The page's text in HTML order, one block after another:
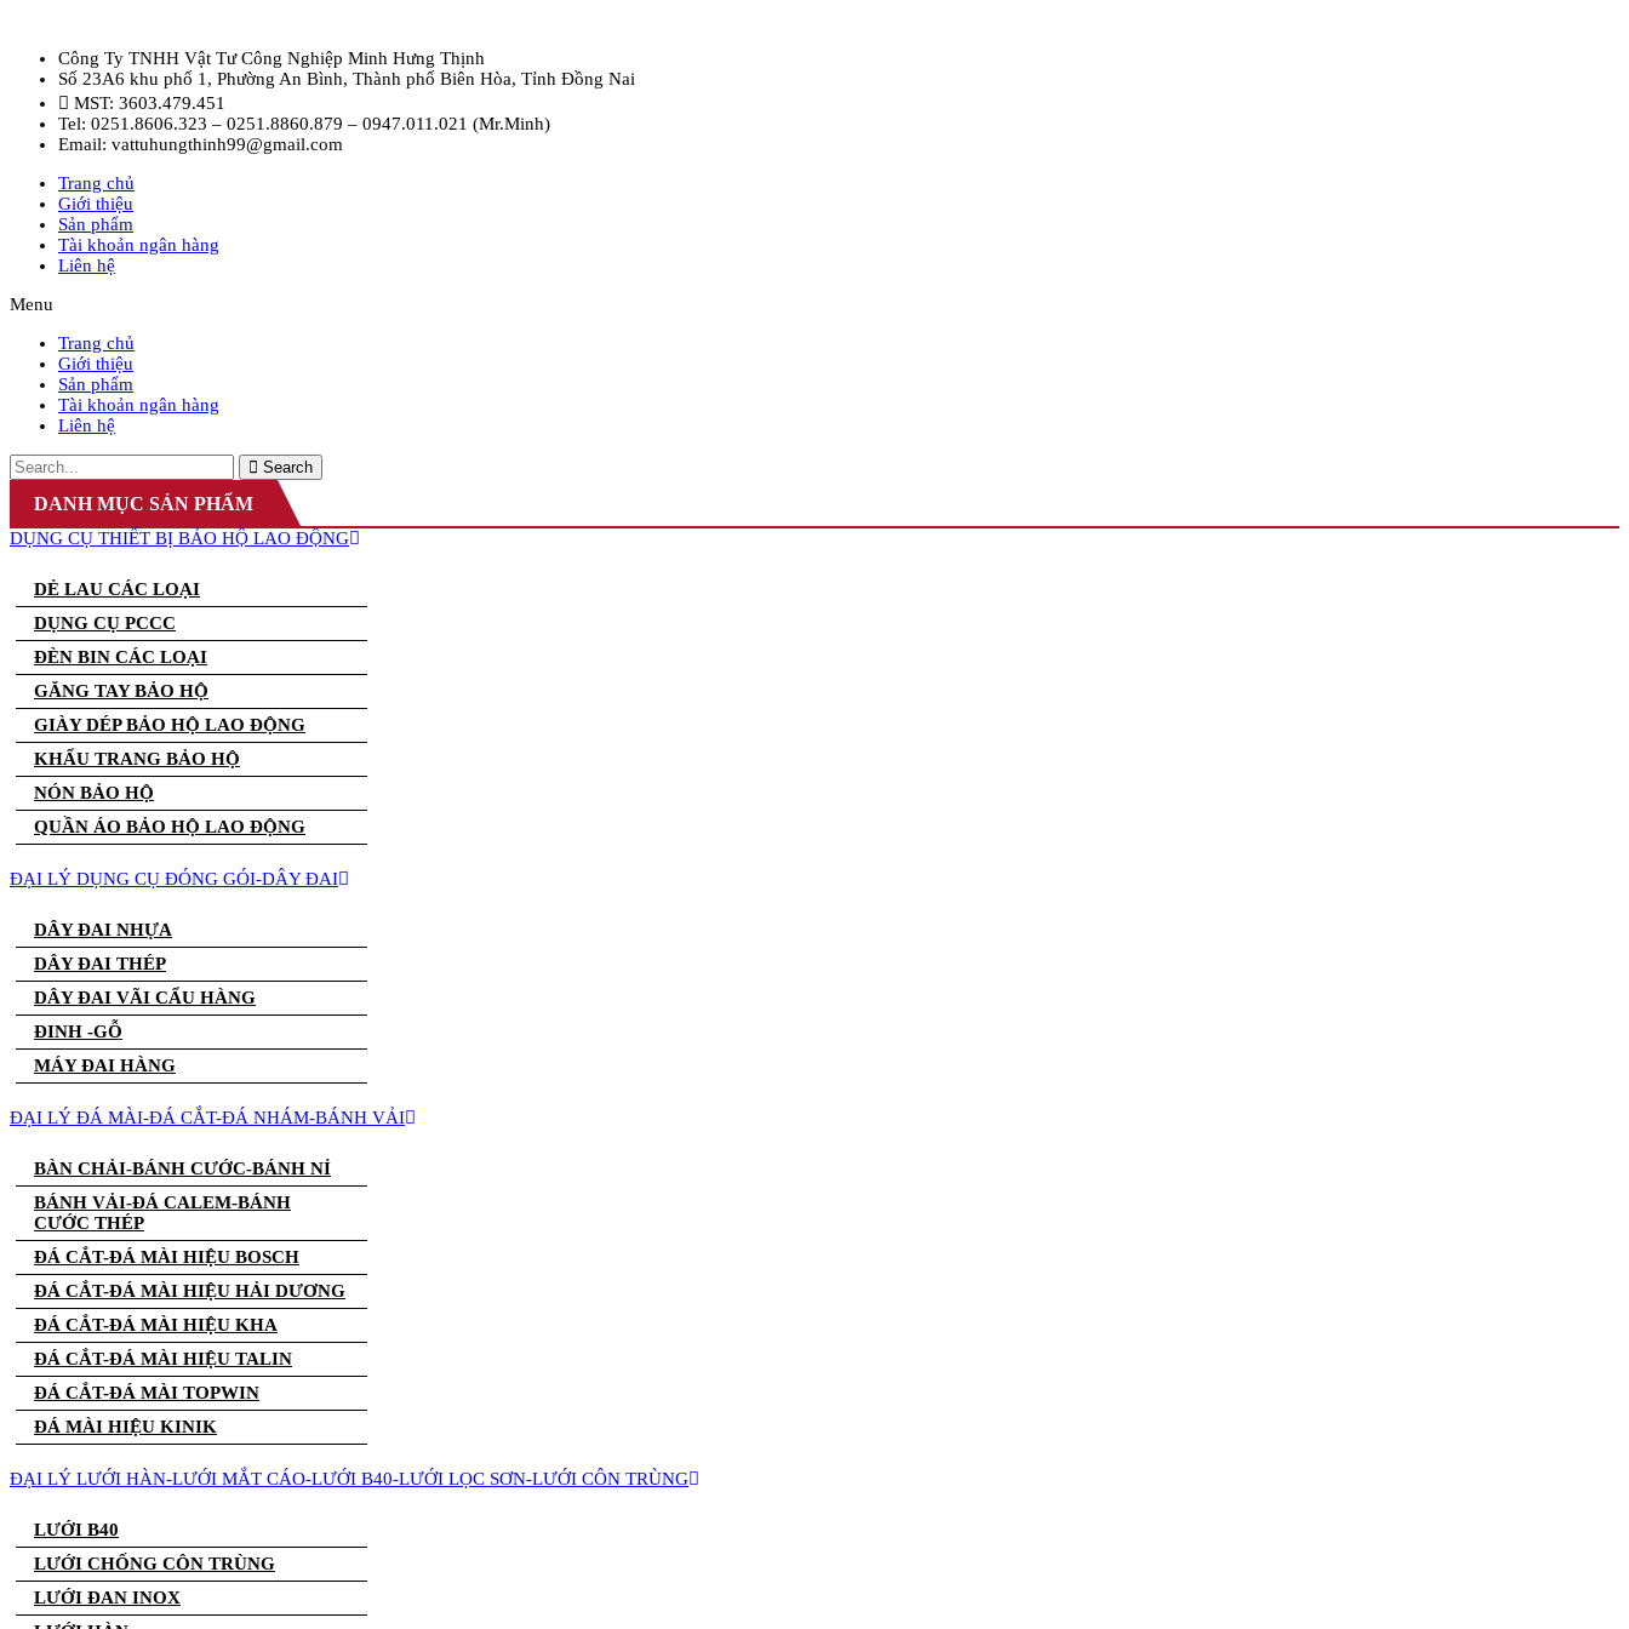
Công Ty TNHH Vật Tư Công Nghiệp Minh Hưng Thịnh
Số 23A6 khu phố 1, Phường An Bình, Thành phố Biên Hòa, Tỉnh Đồng Nai
MST: 3603.479.451
Tel: 0251.8606.323 – 0251.8860.879 – 0947.011.021 (Mr.Minh)
Email: vattuhungthinh99@gmail.com
Trang chủ
Giới thiệu
Sản phẩm
Tài khoản ngân hàng
Liên hệ
Menu
Trang chủ
Giới thiệu
Sản phẩm
Tài khoản ngân hàng
Liên hệ
Search
DANH MỤC SẢN PHẨM
DỤNG CỤ THIẾT BỊ BẢO HỘ LAO ĐỘNG
DẺ LAU CÁC LOẠI
DỤNG CỤ PCCC
ĐÈN BIN CÁC LOẠI
GĂNG TAY BẢO HỘ
GIÀY DÉP BẢO HỘ LAO ĐỘNG
KHẨU TRANG BẢO HỘ
NÓN BẢO HỘ
QUẦN ÁO BẢO HỘ LAO ĐỘNG
ĐẠI LÝ DỤNG CỤ ĐÓNG GÓI-DÂY ĐAI
DÂY ĐAI NHỰA
DÂY ĐAI THÉP
DÂY ĐAI VÃI CẨU HÀNG
ĐINH -GỖ
MÁY ĐAI HÀNG
ĐẠI LÝ ĐÁ MÀI-ĐÁ CẮT-ĐÁ NHÁM-BÁNH VẢI
BÀN CHẢI-BÁNH CƯỚC-BÁNH NỈ
BÁNH VẢI-ĐÁ CALEM-BÁNH
CƯỚC THÉP
ĐÁ CẮT-ĐÁ MÀI HIỆU BOSCH
ĐÁ CẮT-ĐÁ MÀI HIỆU HẢI DƯƠNG
ĐÁ CẮT-ĐÁ MÀI HIỆU KHA
ĐÁ CẮT-ĐÁ MÀI HIỆU TALIN
ĐÁ CẮT-ĐÁ MÀI TOPWIN
ĐÁ MÀI HIỆU KINIK
ĐẠI LÝ LƯỚI HÀN-LƯỚI MẮT CÁO-LƯỚI B40-LƯỚI LỌC SƠN-LƯỚI CÔN TRÙNG
LƯỚI B40
LƯỚI CHỐNG CÔN TRÙNG
LƯỚI ĐAN INOX